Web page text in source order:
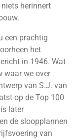
herinnert
een prachtig
het
in 1946. Wat
waar we over
van S.J. van
op de Top 100
later
de sloopplannen
van